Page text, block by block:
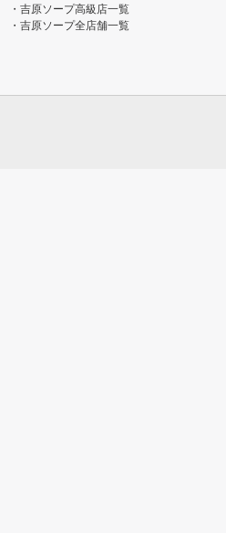
・吉原ソープ高級店一覧
・吉原ソープ全店舗一覧